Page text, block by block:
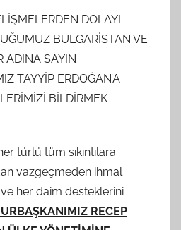
DOLAYI
BULGARİSTAN VE
ADINA SAYIN
TAYYİP ERDOĞAN’A
BİLDİRMEK
türlü tüm sıkıntılara
vazgeçmeden ihmal
her daim desteklerini
RECEP